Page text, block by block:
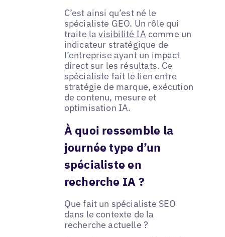
C’est ainsi qu’est né le
spécialiste GEO. Un rôle qui
traite lavisibilité IA comme un
indicateur stratégique de
l’entreprise ayant un impact
direct sur les résultats. Ce
spécialiste fait le lien entre
stratégie de marque, exécution
de contenu, mesure et
optimisation IA.
À quoi ressemble la
journée type d’un
spécialiste en
recherche IA ?
Que fait un spécialiste SEO
dans le contexte de la
recherche actuelle ?